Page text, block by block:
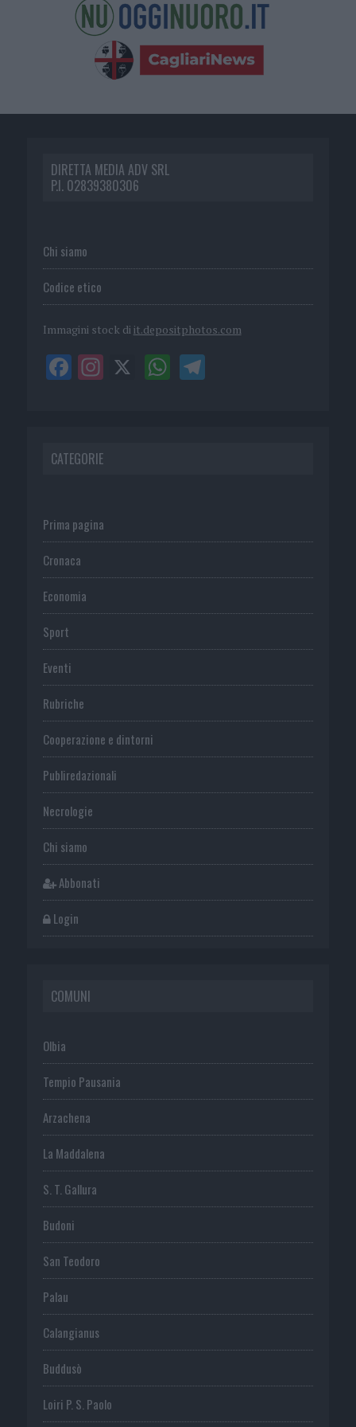
DIRETTA MEDIA ADV SRL
P.I. 02839380306
Chi siamo
Codice etico
Immagini stock di it.depositphotos.com
CATEGORIE
Prima pagina
Cronaca
Economia
Sport
Eventi
Rubriche
Cooperazione e dintorni
Publiredazionali
Necrologie
Chi siamo
Abbonati
Login
COMUNI
Olbia
Tempio Pausania
Arzachena
La Maddalena
S. T. Gallura
Budoni
San Teodoro
Palau
Calangianus
Buddusò
Loiri P. S. Paolo